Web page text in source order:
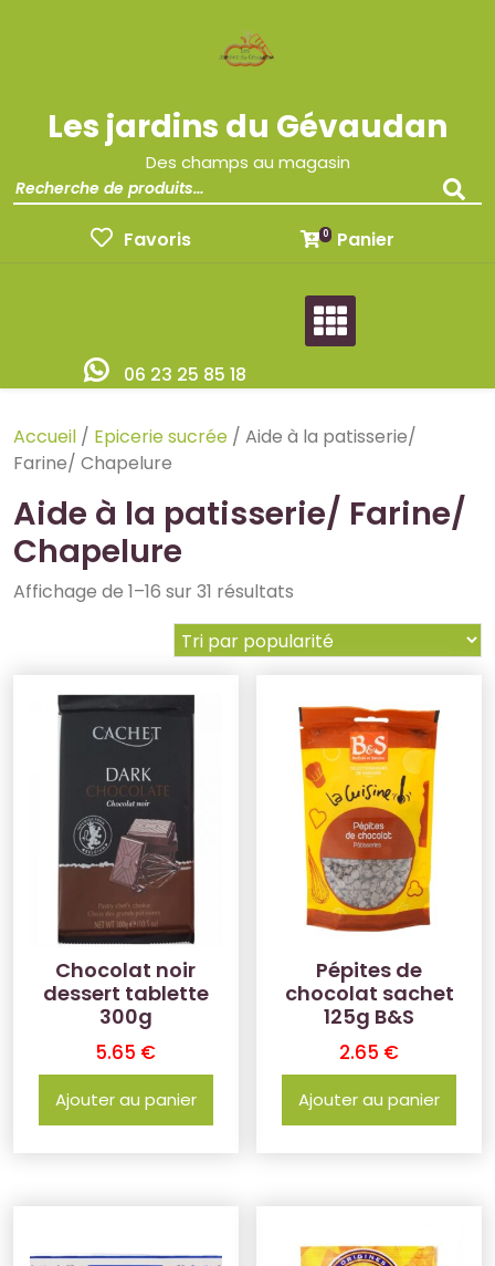
Les jardins du Gévaudan
Des champs au magasin
Favoris 0 Panier
06 23 25 85 18
Accueil / Epicerie sucrée / Aide à la patisserie/
Farine/ Chapelure
Aide à la patisserie/ Farine/
Chapelure
Affichage de 1–16 sur 31 résultats
Chocolat noir
dessert tablette
300g
5.65 €
Ajouter au panier
Pépites de
chocolat sachet
125g B&S
2.65 €
Ajouter au panier